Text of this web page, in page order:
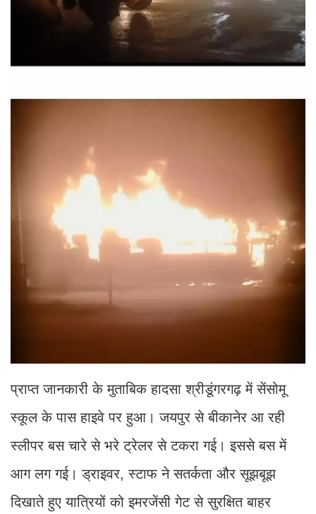
प्राप्त जानकारी के मुताबिक हादसा श्रीडूंगरगढ़ में सेंसोमू
स्कूल के पास हाइवे पर हुआ। जयपुर से बीकानेर आ रही
स्लीपर बस चारे से भरे ट्रेलर से टकरा गई। इससे बस में
आग लग गई। ड्राइवर, स्टाफ ने सतर्कता और सूझबूझ
दिखाते हुए यात्रियों को इमरजेंसी गेट से सुरक्षित बाहर